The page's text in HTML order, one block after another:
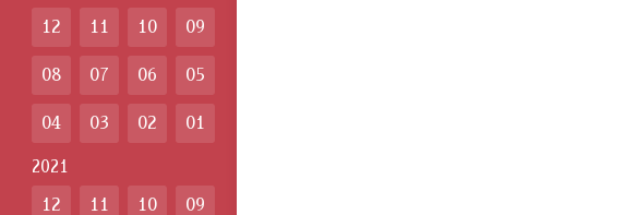
12 11 10 09
08 07 06 05
04 03 02 01
2021
12 11 10 09